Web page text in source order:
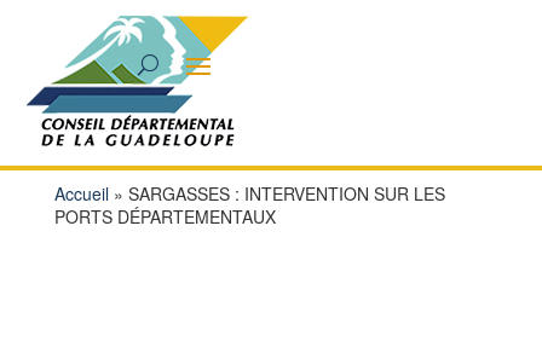
Accueil» SARGASSES : INTERVENTION SUR LES
PORTS DÉPARTEMENTAUX